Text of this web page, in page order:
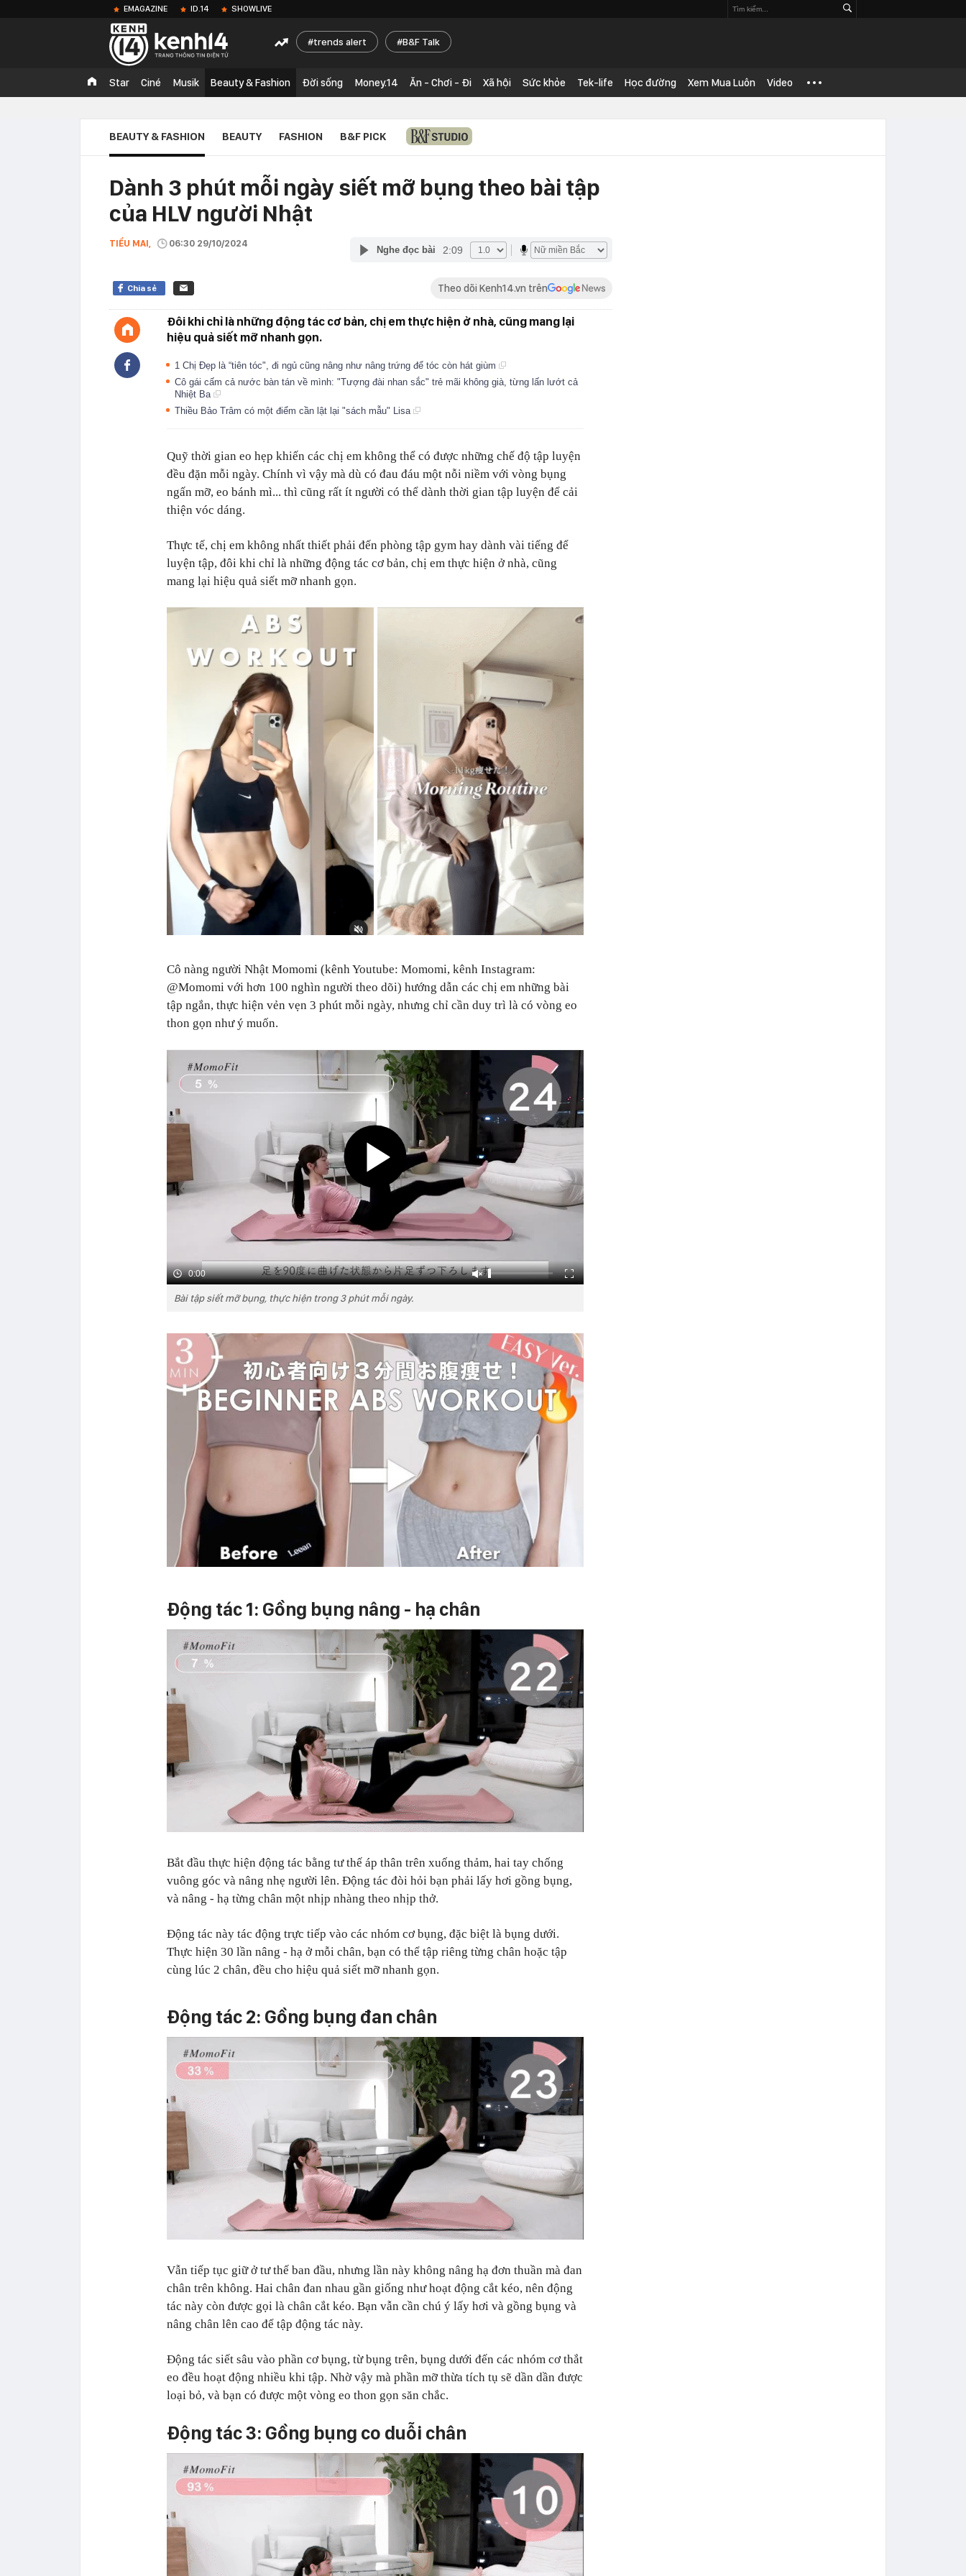
EMAGAZINE ID.14 SHOWLIVE
trends alert B&F Talk
Star Ciné Musik Beauty & Fashion Đời sống Money.14 Ăn - Chơi - Đi Xã hội Sức khỏe Tek-life Học đường Xem Mua Luôn Video
BEAUTY & FASHION BEAUTY FASHION B&F PICK
Dành 3 phút mỗi ngày siết mỡ bụng theo bài tập
của HLV người Nhật
TIỂU MAI, 06:30 29/10/2024
Nghe đọc bài 2:09
Chia sẻ Theo dõi Kenh14.vn trên
Đôi khi chỉ là những động tác cơ bản, chị em thực hiện ở nhà, cũng mang lại
hiệu quả siết mỡ nhanh gọn.
1 Chị Đẹp là “tiên tóc", đi ngủ cũng nâng như nâng trứng để tóc còn hát giùm
Cô gái cấm cả nước bàn tán về mình: "Tượng đài nhan sắc" trẻ mãi không già, từng lấn lướt cả
Nhiệt Ba
Thiều Bảo Trâm có một điểm cần lật lại "sách mẫu" Lisa
Quỹ thời gian eo hẹp khiến các chị em không thể có được những chế độ tập luyện
đều đặn mỗi ngày. Chính vì vậy mà dù có đau đáu một nỗi niềm với vòng bụng
ngấn mỡ, eo bánh mì... thì cũng rất ít người có thể dành thời gian tập luyện để cải
thiện vóc dáng.
Thực tế, chị em không nhất thiết phải đến phòng tập gym hay dành vài tiếng để
luyện tập, đôi khi chỉ là những động tác cơ bản, chị em thực hiện ở nhà, cũng
mang lại hiệu quả siết mỡ nhanh gọn.
Cô nàng người Nhật Momomi (kênh Youtube: Momomi, kênh Instagram:
@Momomi với hơn 100 nghìn người theo dõi) hướng dẫn các chị em những bài
tập ngắn, thực hiện vẻn vẹn 3 phút mỗi ngày, nhưng chỉ cần duy trì là có vòng eo
thon gọn như ý muốn.
0:00
Bài tập siết mỡ bụng, thực hiện trong 3 phút mỗi ngày.
Động tác 1: Gồng bụng nâng - hạ chân
Bắt đầu thực hiện động tác bằng tư thế áp thân trên xuống thảm, hai tay chống
vuông góc và nâng nhẹ người lên. Động tác đòi hỏi bạn phải lấy hơi gồng bụng,
và nâng - hạ từng chân một nhịp nhàng theo nhịp thở.
Động tác này tác động trực tiếp vào các nhóm cơ bụng, đặc biệt là bụng dưới.
Thực hiện 30 lần nâng - hạ ở mỗi chân, bạn có thể tập riêng từng chân hoặc tập
cùng lúc 2 chân, đều cho hiệu quả siết mỡ nhanh gọn.
Động tác 2: Gồng bụng đan chân
Vẫn tiếp tục giữ ở tư thế ban đầu, nhưng lần này không nâng hạ đơn thuần mà đan
chân trên không. Hai chân đan nhau gần giống như hoạt động cắt kéo, nên động
tác này còn được gọi là chân cắt kéo. Bạn vẫn cần chú ý lấy hơi và gồng bụng và
nâng chân lên cao để tập động tác này.
Động tác siết sâu vào phần cơ bụng, từ bụng trên, bụng dưới đến các nhóm cơ thắt
eo đều hoạt động nhiều khi tập. Nhờ vậy mà phần mỡ thừa tích tụ sẽ dần dần được
loại bỏ, và bạn có được một vòng eo thon gọn săn chắc.
Động tác 3: Gồng bụng co duỗi chân